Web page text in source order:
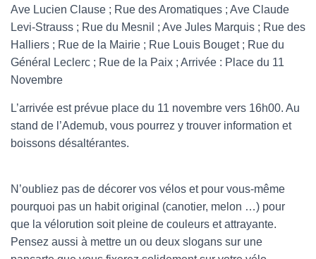
Ave Lucien Clause ; Rue des Aromatiques ; Ave Claude
Levi-Strauss ; Rue du Mesnil ; Ave Jules Marquis ; Rue des
Halliers ; Rue de la Mairie ; Rue Louis Bouget ; Rue du
Général Leclerc ; Rue de la Paix ; Arrivée : Place du 11
Novembre
L’arrivée est prévue place du 11 novembre vers 16h00. Au
stand de l’Ademub, vous pourrez y trouver information et
boissons désaltérantes.
N’oubliez pas de décorer vos vélos et pour vous-même
pourquoi pas un habit original (canotier, melon …) pour
que la vélorution soit pleine de couleurs et attrayante.
Pensez aussi à mettre un ou deux slogans sur une